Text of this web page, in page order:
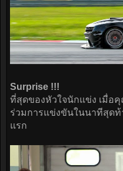
Surprise !!!
ที่สุดของหัวใจนักแข่ง เมื่อ
ร่วมการแข่งขันในนาทีสุด
แรก